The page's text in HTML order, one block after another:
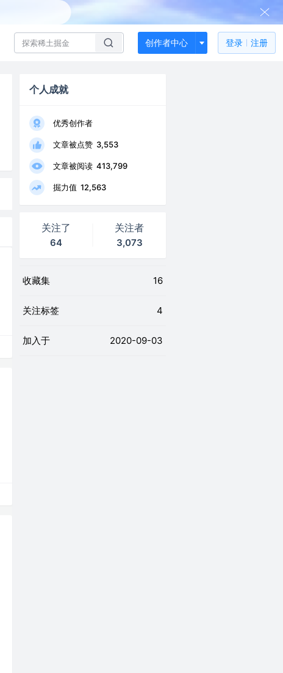
创作者中心 登录 注册
个人成就
优秀创作者
文章被点赞 3,553
文章被阅读 413,799
掘力值 12,563
关注了
64
关注者
3,073
收藏集 16
关注标签 4
加入于 2020-09-03